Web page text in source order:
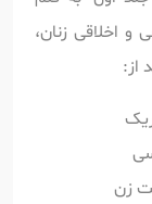
اخلاقی زنان،
از:
زن